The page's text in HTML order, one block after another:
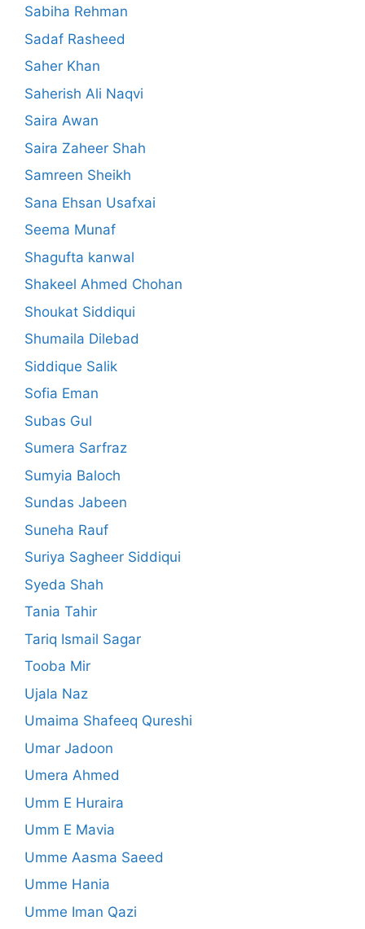
Sabiha Rehman
Sadaf Rasheed
Saher Khan
Saherish Ali Naqvi
Saira Awan
Saira Zaheer Shah
Samreen Sheikh
Sana Ehsan Usafxai
Seema Munaf
Shagufta kanwal
Shakeel Ahmed Chohan
Shoukat Siddiqui
Shumaila Dilebad
Siddique Salik
Sofia Eman
Subas Gul
Sumera Sarfraz
Sumyia Baloch
Sundas Jabeen
Suneha Rauf
Suriya Sagheer Siddiqui
Syeda Shah
Tania Tahir
Tariq Ismail Sagar
Tooba Mir
Ujala Naz
Umaima Shafeeq Qureshi
Umar Jadoon
Umera Ahmed
Umm E Huraira
Umm E Mavia
Umme Aasma Saeed
Umme Hania
Umme Iman Qazi